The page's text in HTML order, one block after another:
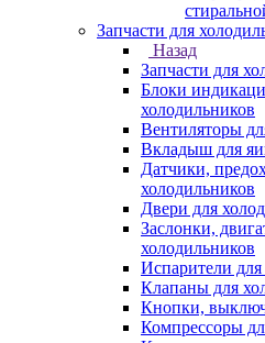
Запчасти для
Назад
Запчасти для
Блоки
холодильников
Вентиляторы
Вкладыш для
Датчики,
холодильников
Двери для
Заслонки,
холодильников
Испарители
Клапаны для
Кнопки,
Компрессоры